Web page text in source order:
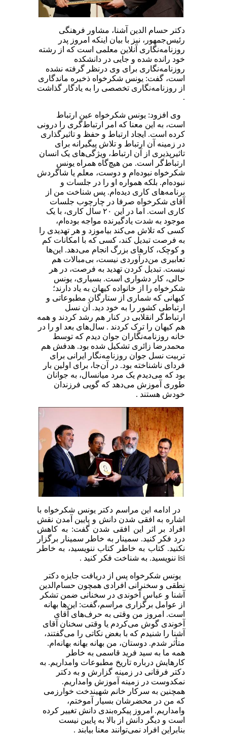
دکتر حسام الدین آشنا، مشاور فرهنگی
رئیس‌جمهور، نیز با بیان اینکه امروز پدر
روزنامه‌نگاری آنلاین معلمی است که از رشته
خود رانده شده و جایی در دانشکده
روزنامه‌نگاری برای وی درنظر گرفته نشده
است، گفت: یونس شکرخواه ذخیره ماندگاری
از روزنامه‌نگاری تخصصی را به یادگار گذاشت
وی افزود: یونس شکرخواه عین ارتباط
است، به این معنا که امر ارتباط‌گری را درونی
کرده است. ایجاد ارتباط و حفظ و تاثیرگذاری
در زمینه آن ارتباط و تلاش پیگیرانه برای
تاثیرپذیری از آن ارتباط، ویژگی‌های یک انسان
ارتباط‌گر است. من هیچ‌گاه همراه یونس
شکرخواه نبوده‌ام و دوست، معلم یا شاگردش
نبوده‌ام. بلکه همواره او را در جلسات و
برنامه‌های کاری دیده‌ام. پس شناخت من از
آقای شکرخواه صرفا در چارچوب جلسات
کاری است. اما در این ۲۰ سال کاری، با یک
موجود به شدت‌ یادگیرنده مواجه بوده‌ام،
کسی که تلاش می‌کند بیاموزد و هر تهدیدی را
به فرصت تبدیل کند، کسی که با امکانات کم
و کوچک، کارهای بزرگ انجام می‌دهد. این‌ها
تعابیری من‌درآوردی نیست، بی‌مبالات هم
نیست. تبدیل کردن تهدید به فرصت، در هر
حالی، کار دشواری است. بسیاری، یونس
شکرخواه را از خانواده کیهان به یاد دارند؛
کیهانی که شماری از ستارگان مطبوعاتی و
ارتباطی کشور را به خود دید. آن نسل
ارتباط‌گر انقلابی در کنار هم رشد کردند و همه
هم کیهان را ترک کردند . سال‌های بعد او را در
خانه روزنامه‌نگاران جوان دیدم که توسط
محمدرضا زائری تشکیل شده بود. هدفش هم
تربیت نسل جوان روزنامه‌نگار ایرانی برای
فردای ناشناخته بود. در آن‌جا، برای اولین بار
بود که می‌دیدم یک مرد میانسال، به جوانان
طوری آموزش می‌دهد که گویی فرزندان
خودش هستند .
در ادامه این مراسم دکتر یونس شکرخواه با
اشاره به افقی شدن دانش و پایین آمدن نقش
افراد بر اثر این افقی شدن گفت: به کاهش
درد فکر کنید. سمینار به خاطر سمینار برگزار
نکنید. کتاب به خاطر کتاب ننویسید، به خاطر
isi ننویسید. به شناخت فکر کنید .
یونس شکرخواه پس از دریافت جایزه دکتر
نطقی و سخنرانی افرادی همچون حسام‌الدین
آشنا و عباس آخوندی در سخنانی ضمن تشکر
از عوامل برگزاری مراسم،گفت: این‌ها بهانه
است. امروز من وقتی به حرف‌های آقای
آخوندی گوش می‌کردم یا وقتی سخنان آقای
آشنا را شنیدم که با بغض نکاتی را می‌گفتند،
متأثر شدم. دوستان، من بهانه‌ بهانه‌ بهانه‌ام.
همه ما به سید فرید قاسمی به خاطر
کارهایش درباره تاریخ مطبوعات وامداریم. به
دکتر فرقانی در زمینه گزارش و به دکتر
نمکدوست در زمینه آموزش وامداریم.
همچنین به سرکار خانم شهیندخت خوارزمی
که من در محضرشان بسیار آموختم،
وامداریم. امروز پیکره‌بندی دانش تغییر کرده
است و دیگر دانش از بالا به پایین نیست
بنابراین افراد نمی‌توانند معنا بیابند .